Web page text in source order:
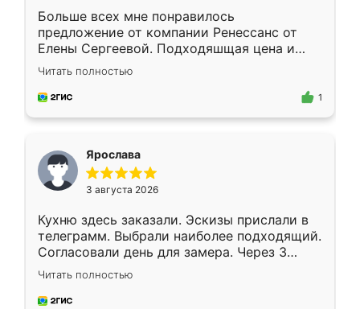
Больше всех мне понравилось
предложение от компании Ренессанс от
Елены Сергеевой. Подходяшщая цена и
короткие сроки изготовления. Приехавший
для замера сотрудник Владислав
предложил по моему эскизу самый
Читать полностью
1
Ярослава
3 августа 2026
Кухню здесь заказали. Эскизы прислали в
телеграмм. Выбрали наиболее подходящий.
Согласовали день для замера. Через 3
недели кухня была уже готова. Остались
довольны работой. Спасибо Ренессанс
мебель за качественную работу!
Читать полностью